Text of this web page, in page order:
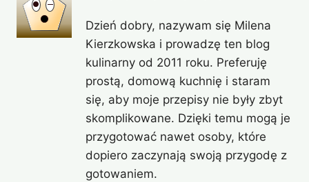
Dzień dobry, nazywam się Milena
Kierzkowska i prowadzę ten blog
kulinarny od 2011 roku. Preferuję
prostą, domową kuchnię i staram
się, aby moje przepisy nie były zbyt
skomplikowane. Dzięki temu mogą je
przygotować nawet osoby, które
dopiero zaczynają swoją przygodę z
gotowaniem.